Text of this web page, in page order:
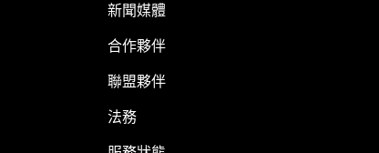
新聞媒體
合作夥伴
聯盟夥伴
法務